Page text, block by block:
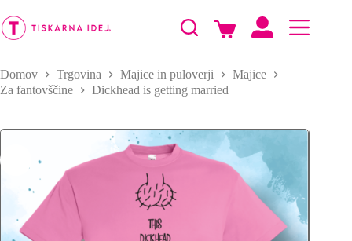
to
content
Shopping
Domov Trgovina Majice in puloverji
Majice
Za fantovščine
Dickhead is getting married